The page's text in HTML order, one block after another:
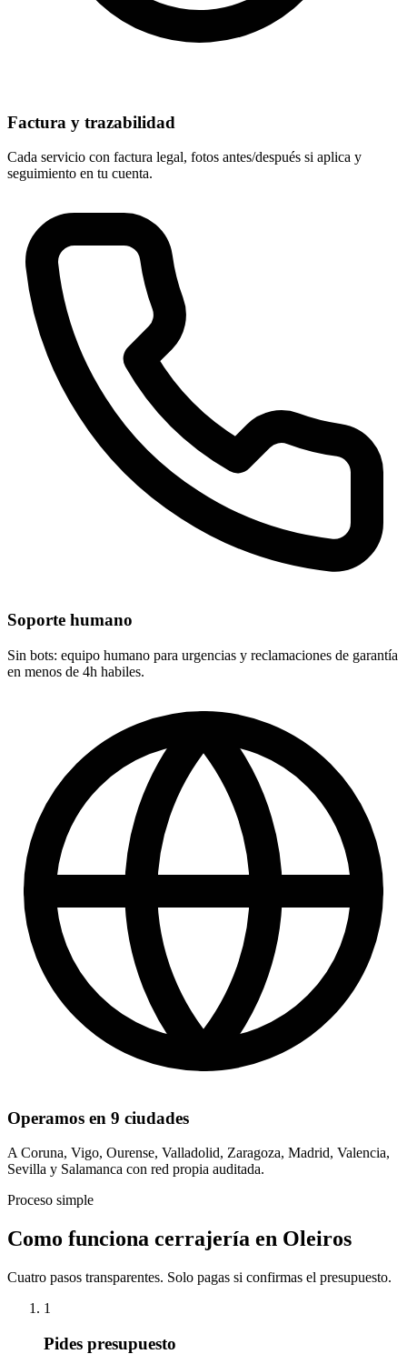
Factura y trazabilidad
Cada servicio con factura legal, fotos antes/después si aplica y
seguimiento en tu cuenta.
Soporte humano
Sin bots: equipo humano para urgencias y reclamaciones de garantía
en menos de 4h habiles.
Operamos en 9 ciudades
A Coruna, Vigo, Ourense, Valladolid, Zaragoza, Madrid, Valencia,
Sevilla y Salamanca con red propia auditada.
Proceso simple
Como funciona cerrajería en Oleiros
Cuatro pasos transparentes. Solo pagas si confirmas el presupuesto.
1
Pides presupuesto